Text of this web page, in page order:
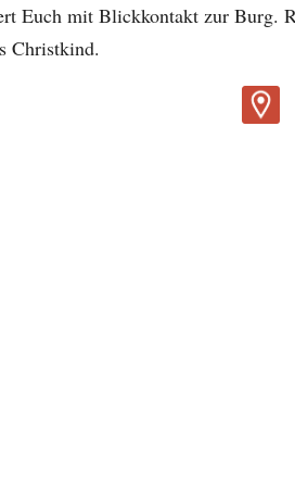
Euch mit Blickkontakt zur Burg.
Christkind.